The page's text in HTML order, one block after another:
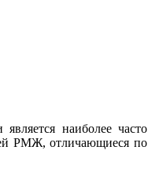
наиболее часто
РМЖ, отличающиеся по